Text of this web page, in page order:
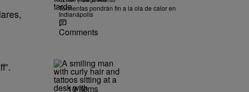
Tormentas pondrán fin a la ola de calor en
Indianápolis
Comments
10 Items